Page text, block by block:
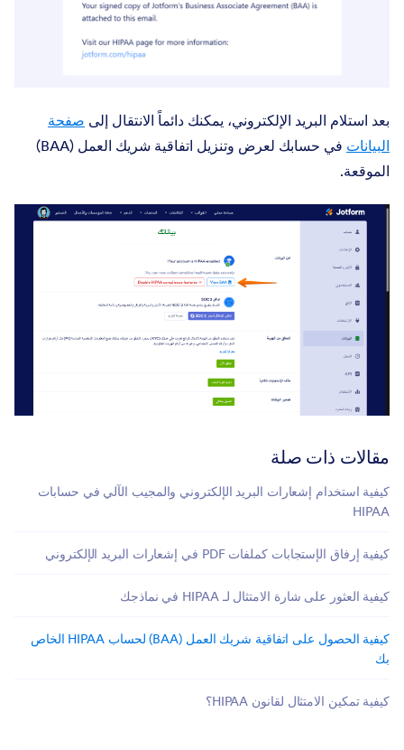
بعد استلام البريد الإلكتروني، يمكنك دائماً الانتقال إلى صفحة
البيانات
في حسابك لعرض وتنزيل اتفاقية شريك العمل (BAA)
الموقعة.
مقالات ذات صلة
كيفية استخدام إشعارات البريد الإلكتروني والمجيب الآلي في حسابات
HIPAA
كيفية إرفاق الإستجابات كملفات PDF في إشعارات البريد الإلكتروني
كيفية العثور على شارة الامتثال لـ HIPAA في نماذجك
كيفية الحصول على اتفاقية شريك العمل (BAA) لحساب HIPAA الخاص
بك
كيفية تمكين الامتثال لقانون HIPAA؟